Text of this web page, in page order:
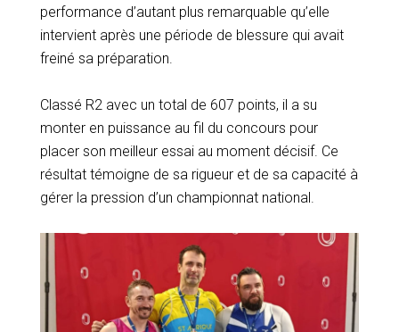
performance d’autant plus remarquable qu’elle
intervient après une période de blessure qui avait
freiné sa préparation.
Classé R2 avec un total de 607 points, il a su
monter en puissance au fil du concours pour
placer son meilleur essai au moment décisif. Ce
résultat témoigne de sa rigueur et de sa capacité à
gérer la pression d’un championnat national.